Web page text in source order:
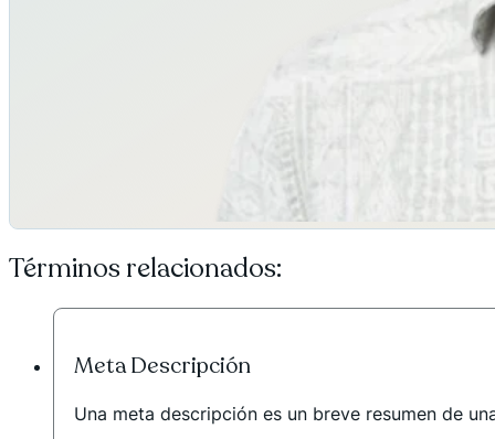
Términos relacionados:
Meta Descripción
Una meta descripción es un breve resumen de